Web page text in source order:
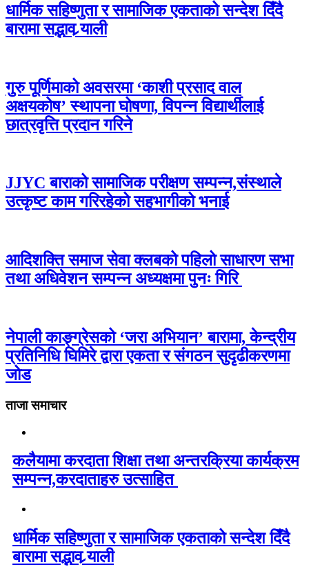
धार्मिक सहिष्णुता र सामाजिक एकताको सन्देश दिँदै
बारामा सद्भाव र्‍याली
गुरु पूर्णिमाको अवसरमा ‘काशी प्रसाद वाल
अक्षयकोष’ स्थापना घोषणा, विपन्न विद्यार्थीलाई
छात्रवृत्ति प्रदान गरिने
JJYC बाराको सामाजिक परीक्षण सम्पन्न,संस्थाले
उत्कृष्ट काम गरिरहेको सहभागीको भनाई
आदिशक्ति समाज सेवा क्लबको पहिलो साधारण सभा
तथा अधिवेशन सम्पन्न अध्यक्षमा पुनः गिरि
नेपाली काङ्ग्रेसको ‘जरा अभियान’ बारामा, केन्द्रीय
प्रतिनिधि घिमिरे द्वारा एकता र संगठन सुदृढीकरणमा
जोड
ताजा समाचार
कलैयामा करदाता शिक्षा तथा अन्तरक्रिया कार्यक्रम
सम्पन्न,करदाताहरु उत्साहित
धार्मिक सहिष्णुता र सामाजिक एकताको सन्देश दिँदै
बारामा सद्भाव र्‍याली